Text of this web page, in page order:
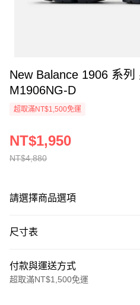
New Balance 1906 系列
M1906NG-D
超取滿NT$1,500免運
NT$4,880
NT$1,950
請選擇商品選項
尺寸表
付款與運送方式
超取滿NT$1,500免運